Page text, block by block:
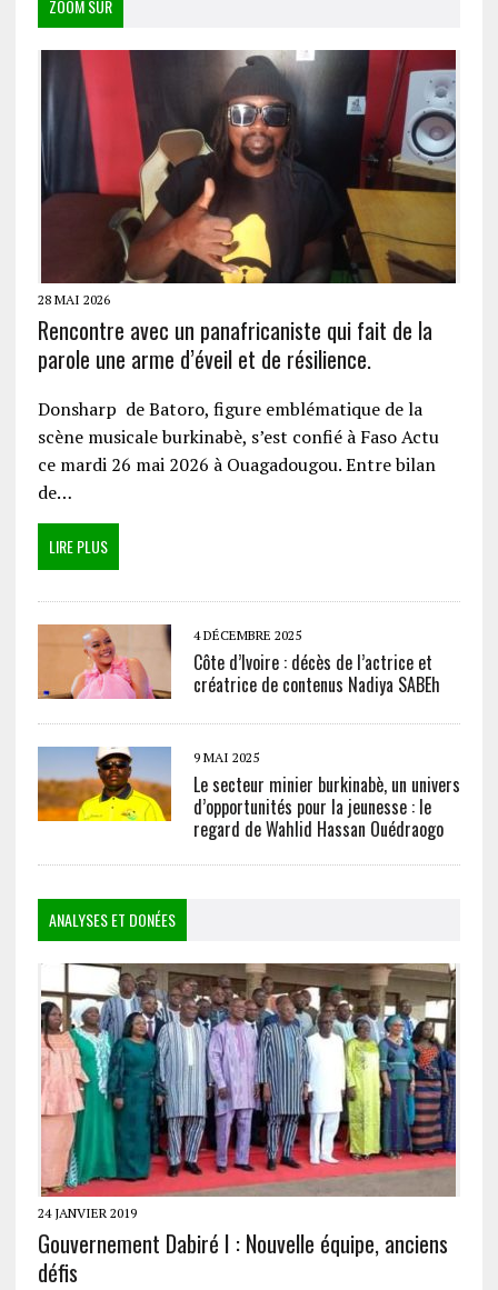
ZOOM SUR
28 MAI 2026
Rencontre avec un panafricaniste qui fait de la
parole une arme d’éveil et de résilience.
Donsharp de Batoro, figure emblématique de la
scène musicale burkinabè, s’est confié à Faso Actu
ce mardi 26 mai 2026 à Ouagadougou. Entre bilan
de…
LIRE PLUS
4 DÉCEMBRE 2025
Côte d’Ivoire : décès de l’actrice et
créatrice de contenus Nadiya SABEh
9 MAI 2025
Le secteur minier burkinabè, un univers
d’opportunités pour la jeunesse : le
regard de Wahlid Hassan Ouédraogo
ANALYSES ET DONÉES
24 JANVIER 2019
Gouvernement Dabiré I : Nouvelle équipe, anciens
défis